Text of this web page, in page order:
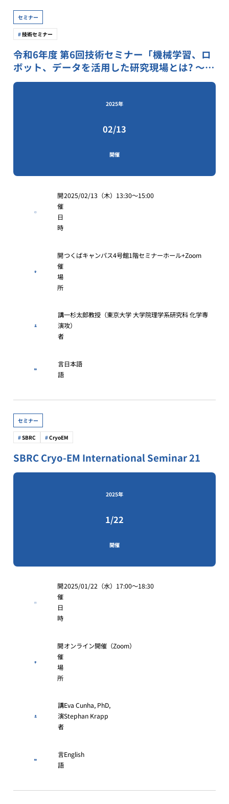
セミナー
技術セミナー
令和6年度 第6回技術セミナー「機械学習、ロ
ボット、データを活用した研究現場とは? 〜私
達はより創造的な仕事に取り組みましょ
2025年
02/13
開催
開
催
日
時
2025/02/13（木）13:30〜15:00
開
催
場
所
つくばキャンパス4号館1階セミナーホール+Zoom
講
演
者
一杉太郎教授（東京大学 大学院理学系研究科 化学専
攻）
言
語
日本語
セミナー
SBRC CryoEM
SBRC Cryo-EM International Seminar 21
2025年
1/22
開催
開
催
日
時
2025/01/22（水）17:00～18:30
開
催
場
所
オンライン開催（Zoom）
講
演
者
Eva Cunha, PhD,
Stephan Krapp
言
語
English